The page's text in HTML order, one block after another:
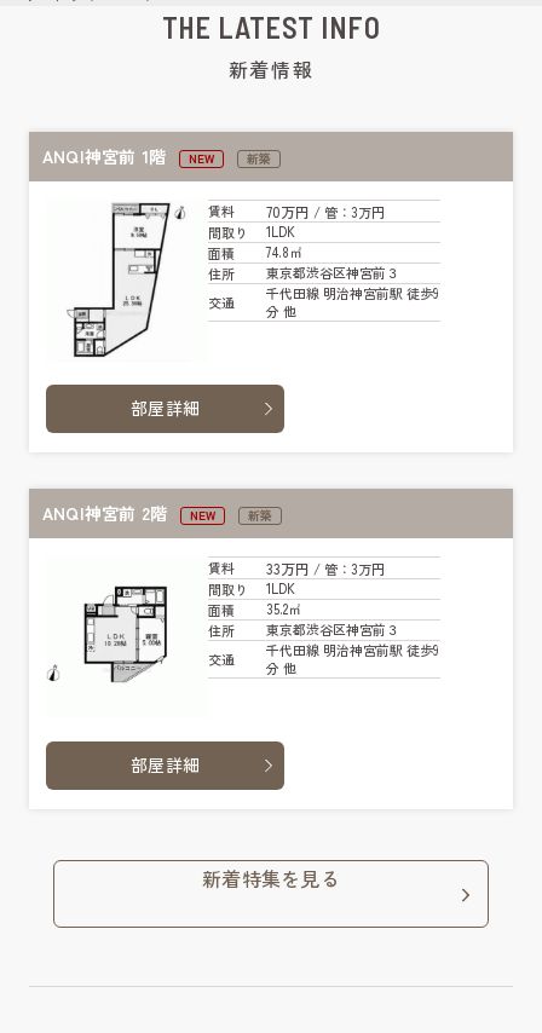
THE LATEST INFO
新着情報
ANQI神宮前 1階 NEW 新築
賃料 70万円 / 管：3万円
間取り
1LDK
面積
74.8㎡
住所
東京都渋谷区神宮前３
交通
千代田線 明治神宮前駅 徒歩9
分 他
部屋詳細
ANQI神宮前 2階 NEW 新築
賃料 33万円 / 管：3万円
間取り
1LDK
面積
35.2㎡
住所
東京都渋谷区神宮前３
交通
千代田線 明治神宮前駅 徒歩9
分 他
部屋詳細
新着特集を見る